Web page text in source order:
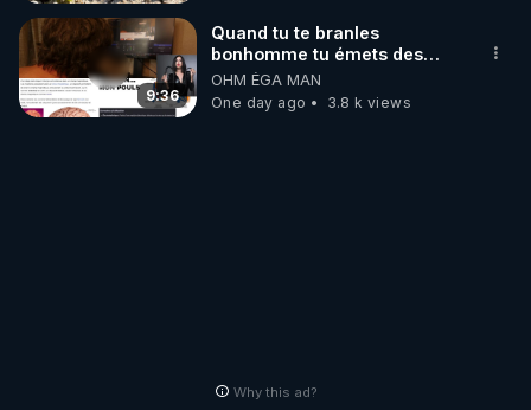
9:36
Quand tu te branles
bonhomme tu émets des
ondes ils ont juste omis de
t'expliquer
OHM ÉGA MAN
One day ago
3.8 k views
Why this ad?